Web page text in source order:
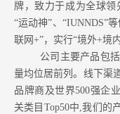
牌，致力于成为全球
“运动神”、“IUNNDS”
联网+”，实行“境外+境
公司主要产品包
量均位居前列。 线下渠
品牌商及世界500强企业
关类目Top50中,我们的